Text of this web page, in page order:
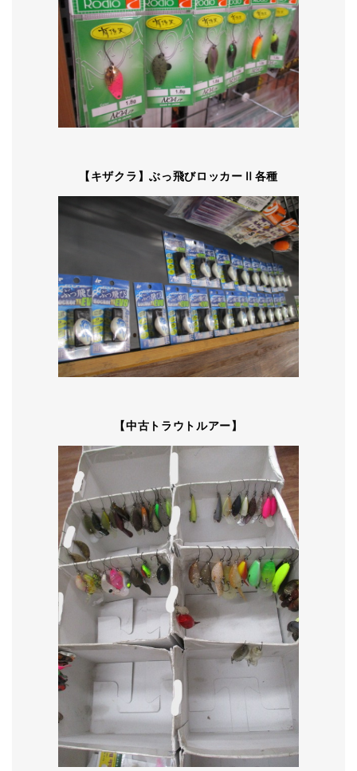
【キザクラ】ぶっ飛びロッカーⅡ各種
【中古トラウトルアー】